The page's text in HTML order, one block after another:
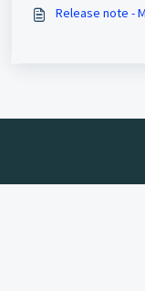
Release note -